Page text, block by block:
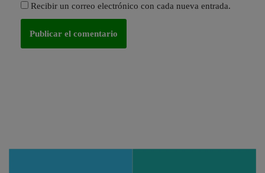
Recibir un correo electrónico con cada nueva entrada.